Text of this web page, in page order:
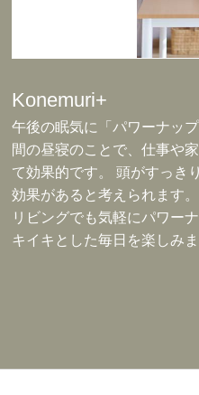
Konemuri+
午後の眠気に「パワーナッ
間の昼寝のことで、仕事や
て効果的です。 頭がすっき
効果があると考えられます
リビングでも気軽にパワー
キイキとした毎日を楽しみま